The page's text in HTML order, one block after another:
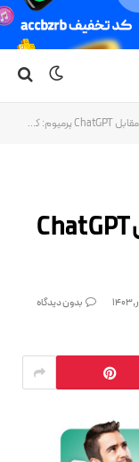
ChatGPT رایگان در مقابل ChatGPT
بدون دیدگاه